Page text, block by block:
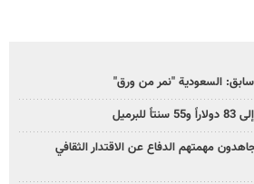
السعودية "نمر من ورق"
مهمتهم الدفاع عن الاقتدار الثقافي